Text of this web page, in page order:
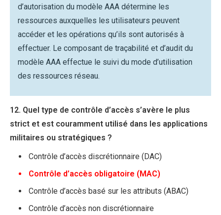
d’autorisation du modèle AAA détermine les
ressources auxquelles les utilisateurs peuvent
accéder et les opérations qu’ils sont autorisés à
effectuer. Le composant de traçabilité et d’audit du
modèle AAA effectue le suivi du mode d’utilisation
des ressources réseau.
12. Quel type de contrôle d’accès s’avère le plus
strict et est couramment utilisé dans les applications
militaires ou stratégiques ?
Contrôle d’accès discrétionnaire (DAC)
Contrôle d’accès obligatoire (MAC)
Contrôle d’accès basé sur les attributs (ABAC)
Contrôle d’accès non discrétionnaire